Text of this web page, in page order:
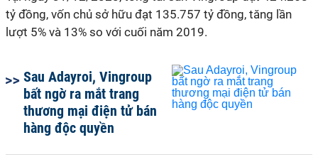
tỷ đồng, vốn chủ sở hữu đạt 135.757 tỷ đồng, tăng lần
lượt 5% và 13% so với cuối năm 2019.
Sau Adayroi, Vingroup
bất ngờ ra mắt trang
thương mại điện tử bán
hàng độc quyền